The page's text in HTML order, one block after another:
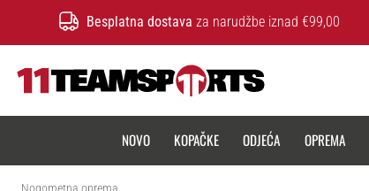
Besplatna dostava za narudžbe iznad €99,00
NOVO KOPAČKE ODJEĆA OPREMA